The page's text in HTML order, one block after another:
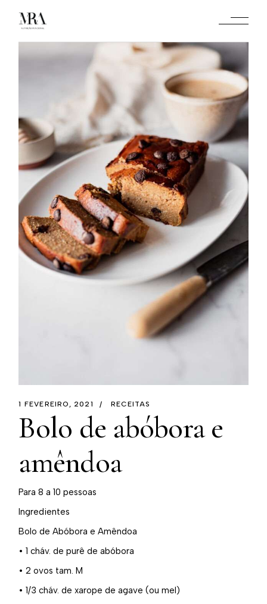
1 FEVEREIRO, 2021 RECEITAS
Bolo de abóbora e
amêndoa
Para 8 a 10 pessoas
Ingredientes
Bolo de Abóbora e Amêndoa
• 1 cháv. de purê de abóbora
• 2 ovos tam. M
• 1/3 cháv. de xarope de agave (ou mel)